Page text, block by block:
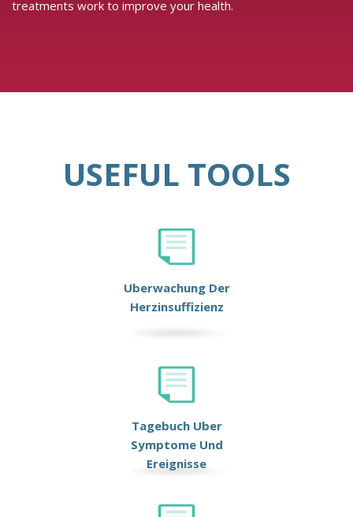
treatments work to improve your health.
USEFUL TOOLS
Uberwachung Der
Herzinsuffizienz
Tagebuch Uber
Symptome Und
Ereignisse